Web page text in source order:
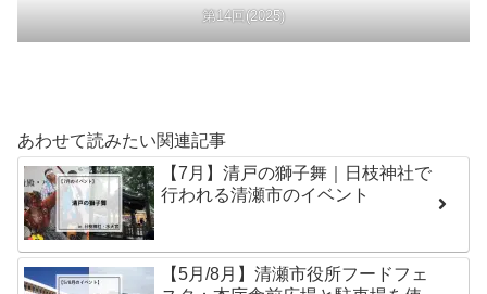
第14回(2025)
あわせて読みたい関連記事
【7月】清戸の獅子舞｜日枝神社で
行われる清瀬市のイベント
【5月/8月】清瀬市役所フードフェ